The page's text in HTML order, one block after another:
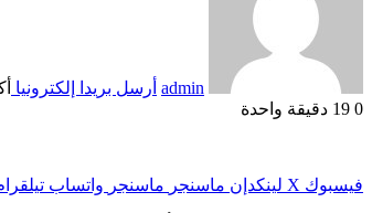
admin أرسل بريدا إلكترونيا
0
دقيقة واحدة
فيسبوك ‫X لينكدإن ماسنجر ماسنجر واتساب